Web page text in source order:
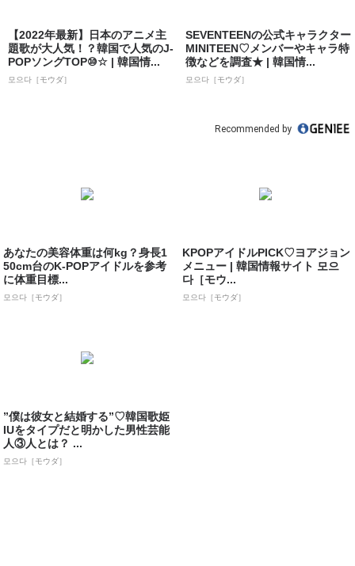
【2022年最新】日本のアニメ主
題歌が大人気！？韓国で人気のJ-
POPソングTOP⑩☆ | 韓国情...
모으다［モウダ］
SEVENTEENの公式キャラクター
MINITEEN♡メンバーやキャラ特
徴などを調査★ | 韓国情...
모으다［モウダ］
Recommended by
あなたの美容体重は何kg？身長1
50cm台のK-POPアイドルを参考
に体重目標...
모으다［モウダ］
KPOPアイドルPICK♡ヨアジョン
メニュー | 韓国情報サイト 모으
다［モウ...
모으다［モウダ］
”僕は彼女と結婚する”♡韓国歌姫
IUをタイプだと明かした男性芸能
人③人とは？ ...
모으다［モウダ］